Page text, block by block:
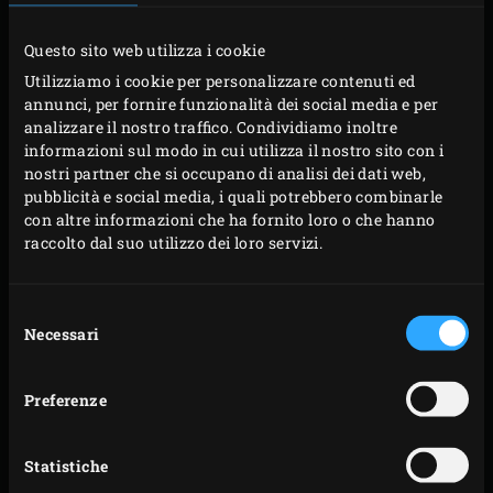
Questo sito web utilizza i cookie
Utilizziamo i cookie per personalizzare contenuti ed
annunci, per fornire funzionalità dei social media e per
analizzare il nostro traffico. Condividiamo inoltre
informazioni sul modo in cui utilizza il nostro sito con i
nostri partner che si occupano di analisi dei dati web,
pubblicità e social media, i quali potrebbero combinarle
con altre informazioni che ha fornito loro o che hanno
raccolto dal suo utilizzo dei loro servizi.
delNecessari
Preferenze
Statistiche
padellain acciaio.
Nel frattempo tagliate i broccoli in piccoli pezzi. In
una pentola di acqua leggermente salata,
aggiungete i broccoli e fate bollire per ca. 4 minuti.
Scolate e risciacquate il broccolo sotto acqua
fredda. Lasciatela scorrere bene. Tagliate la
zucchina in piccoli cubi e i cipollotti in anelli sottili.
basilico e tritatele finemente. Mescolate il
formaggio grattuggiato con le verdure, l’avocado e
Spalmate il formaggio di capra su un lato di ogni
tortilla. Distribuite uno strato della miscela di
verdure su tre tortilla e posizionare le altre sfoglie,